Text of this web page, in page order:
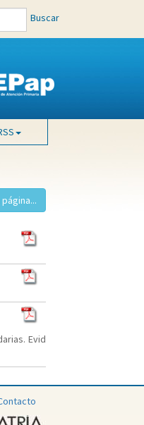
Buscar
Evid